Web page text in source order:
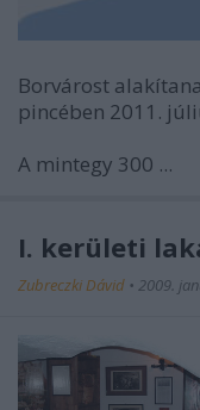
Borvárost
pincében 2011.
A mintegy 300 ...
I. kerületi
Zubreczki Dávid • 2009.